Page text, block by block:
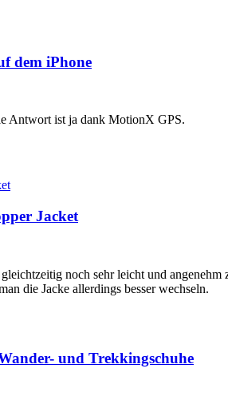
dem iPhone
Antwort ist ja dank MotionX GPS.
Jacket
noch sehr leicht und
die Jacke allerdings besser wechseln.
und Trekkingschuhe